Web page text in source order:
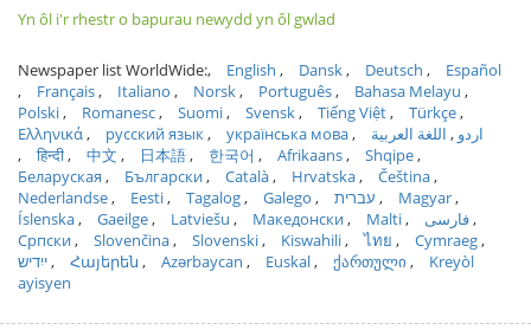
Yn ôl i'r rhestr o bapurau newydd yn ôl gwlad
Newspaper list WorldWide: English Dansk Deutsch
Español
Français
Italiano Norsk Português
Bahasa Melayu
Polski
Romanesc Suomi Svensk Tiếng Việt
Türkçe
Ελληνικά
русский язык українська мова اردو
اللغة العربية
हिन्दी
中文 日本語 한국어 Afrikaans
Shqipe
Беларуская
Български Català Hrvatska
Čeština
Nederlandse
Eesti Tagalog Galego עברית
Magyar
Íslenska
Gaeilge Latviešu Македонски Malti
فارسی
Српски
Slovenčina Slovenski Kiswahili ไทย
Cymraeg
ייִדיש
Հայերեն Azərbaycan Euskal ქართული
Kreyòl
ayisyen